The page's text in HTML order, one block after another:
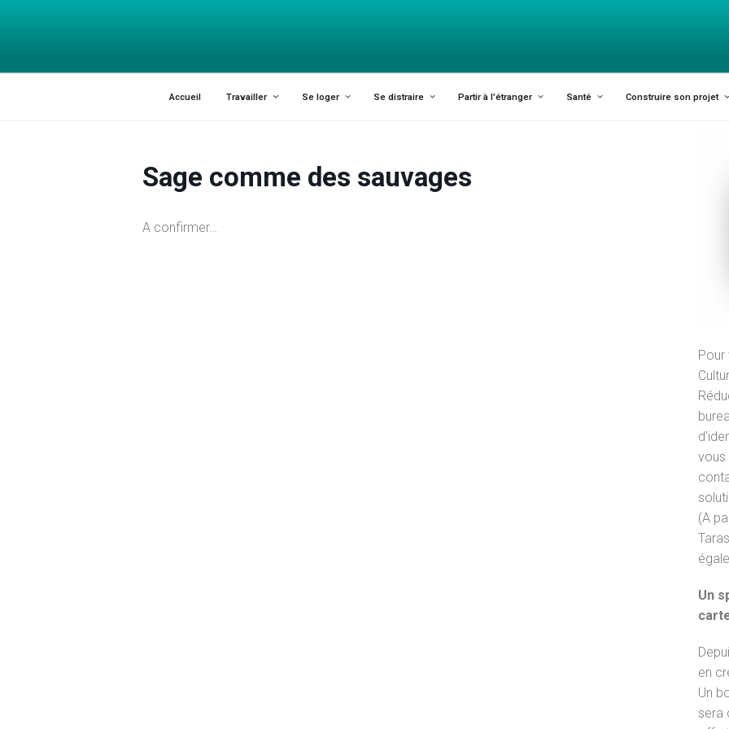
Accueil Travailler Se loger Se distraire Partir à l’étranger Santé Construire son projet
Sage comme des sauvages
A confirmer…
vous
(A
Un
en
Un
sera